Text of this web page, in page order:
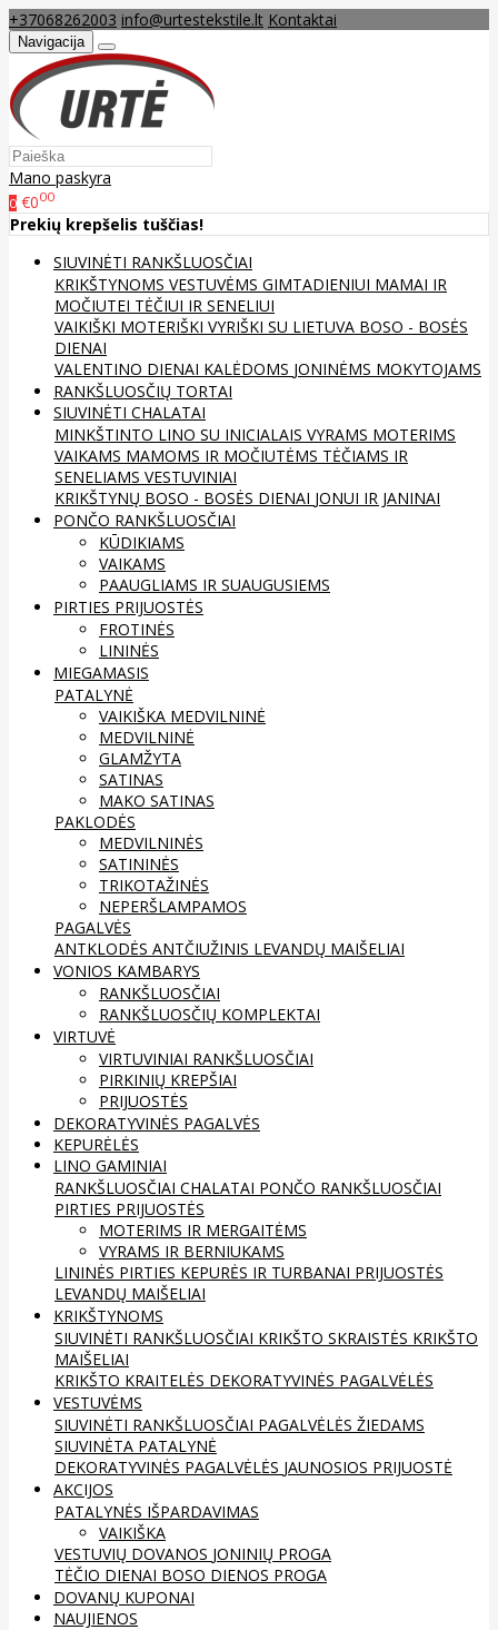
+37068262003 info@urtestekstile.lt Kontaktai
Navigacija
Mano paskyra
0 €000
Prekių krepšelis tuščias!
SIUVINĖTI RANKŠLUOSČIAI
KRIKŠTYNOMS VESTUVĖMS GIMTADIENIUI MAMAI IR
MOČIUTEI TĖČIUI IR SENELIUI
VAIKIŠKI MOTERIŠKI VYRIŠKI SU LIETUVA BOSO - BOSĖS
DIENAI
VALENTINO DIENAI KALĖDOMS JONINĖMS MOKYTOJAMS
RANKŠLUOSČIŲ TORTAI
SIUVINĖTI CHALATAI
MINKŠTINTO LINO SU INICIALAIS VYRAMS MOTERIMS
VAIKAMS MAMOMS IR MOČIUTĖMS TĖČIAMS IR
SENELIAMS VESTUVINIAI
KRIKŠTYNŲ BOSO - BOSĖS DIENAI JONUI IR JANINAI
PONČO RANKŠLUOSČIAI
KŪDIKIAMS
VAIKAMS
PAAUGLIAMS IR SUAUGUSIEMS
PIRTIES PRIJUOSTĖS
FROTINĖS
LININĖS
MIEGAMASIS
PATALYNĖ
VAIKIŠKA MEDVILNINĖ
MEDVILNINĖ
GLAMŽYTA
SATINAS
MAKO SATINAS
PAKLODĖS
MEDVILNINĖS
SATININĖS
TRIKOTAŽINĖS
NEPERŠLAMPAMOS
PAGALVĖS
ANTKLODĖS ANTČIUŽINIS LEVANDŲ MAIŠELIAI
VONIOS KAMBARYS
RANKŠLUOSČIAI
RANKŠLUOSČIŲ KOMPLEKTAI
VIRTUVĖ
VIRTUVINIAI RANKŠLUOSČIAI
PIRKINIŲ KREPŠIAI
PRIJUOSTĖS
DEKORATYVINĖS PAGALVĖS
KEPURĖLĖS
LINO GAMINIAI
RANKŠLUOSČIAI CHALATAI PONČO RANKŠLUOSČIAI
PIRTIES PRIJUOSTĖS
MOTERIMS IR MERGAITĖMS
VYRAMS IR BERNIUKAMS
LININĖS PIRTIES KEPURĖS IR TURBANAI PRIJUOSTĖS
LEVANDŲ MAIŠELIAI
KRIKŠTYNOMS
SIUVINĖTI RANKŠLUOSČIAI KRIKŠTO SKRAISTĖS KRIKŠTO
MAIŠELIAI
KRIKŠTO KRAITELĖS DEKORATYVINĖS PAGALVĖLĖS
VESTUVĖMS
SIUVINĖTI RANKŠLUOSČIAI PAGALVĖLĖS ŽIEDAMS
SIUVINĖTA PATALYNĖ
DEKORATYVINĖS PAGALVĖLĖS JAUNOSIOS PRIJUOSTĖ
AKCIJOS
PATALYNĖS IŠPARDAVIMAS
VAIKIŠKA
VESTUVIŲ DOVANOS JONINIŲ PROGA
TĖČIO DIENAI BOSO DIENOS PROGA
DOVANŲ KUPONAI
NAUJIENOS